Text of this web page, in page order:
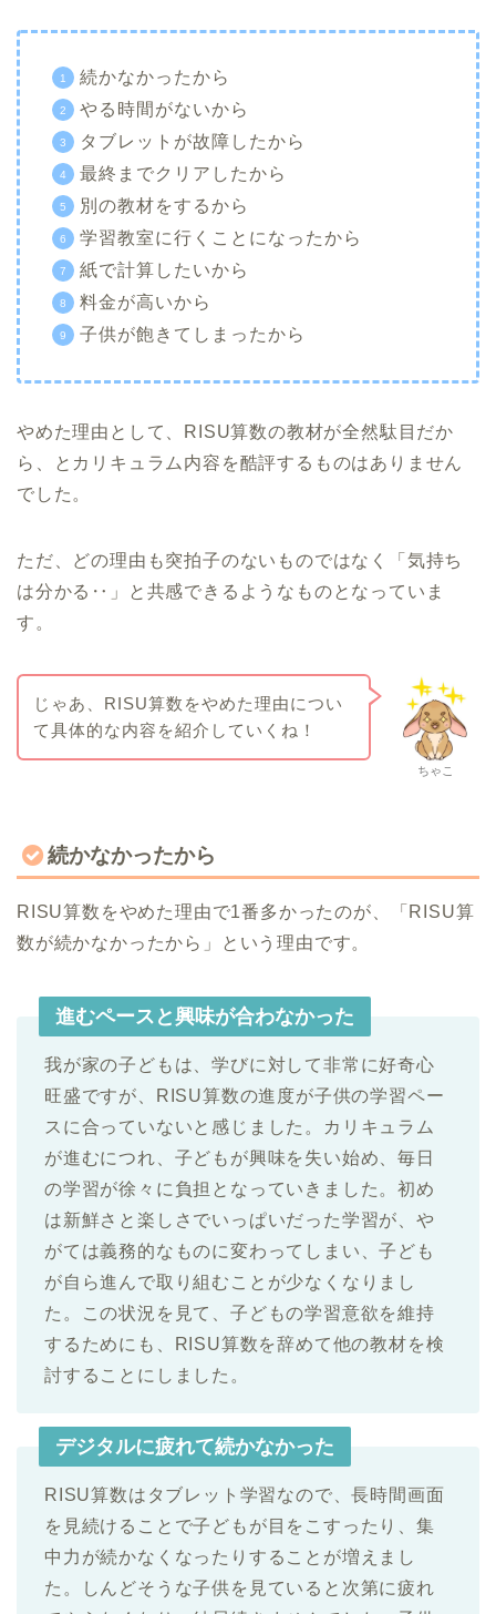
続かなかったから
やる時間がないから
タブレットが故障したから
最終までクリアしたから
別の教材をするから
学習教室に行くことになったから
紙で計算したいから
料金が高いから
子供が飽きてしまったから
やめた理由として、RISU算数の教材が全然駄目だか
ら、とカリキュラム内容を酷評するものはありません
でした。
ただ、どの理由も突拍子のないものではなく「気持ち
は分かる‥」と共感できるようなものとなっていま
す。
ちゃこ
じゃあ、RISU算数をやめた理由につい
て具体的な内容を紹介していくね！
続かなかったから
RISU算数をやめた理由で1番多かったのが、「RISU算
数が続かなかったから」という理由です。
進むペースと興味が合わなかった
我が家の子どもは、学びに対して非常に好奇心
旺盛ですが、RISU算数の進度が子供の学習ペー
スに合っていないと感じました。カリキュラム
が進むにつれ、子どもが興味を失い始め、毎日
の学習が徐々に負担となっていきました。初め
は新鮮さと楽しさでいっぱいだった学習が、や
がては義務的なものに変わってしまい、子ども
が自ら進んで取り組むことが少なくなりまし
た。この状況を見て、子どもの学習意欲を維持
するためにも、RISU算数を辞めて他の教材を検
討することにしました。
デジタルに疲れて続かなかった
RISU算数はタブレット学習なので、長時間画面
を見続けることで子どもが目をこすったり、集
中力が続かなくなったりすることが増えまし
た。しんどそうな子供を見ていると次第に疲れ